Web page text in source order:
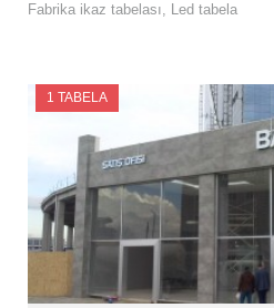
Fabrika ikaz tabelası, Led tabela
1 TABELA